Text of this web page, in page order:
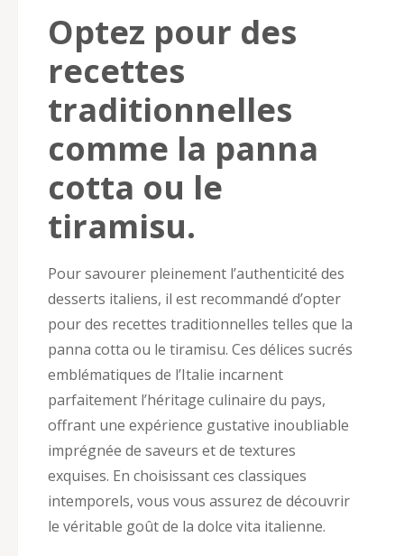
Optez pour des
recettes
traditionnelles
comme la panna
cotta ou le
tiramisu.
Pour savourer pleinement l’authenticité des
desserts italiens, il est recommandé d’opter
pour des recettes traditionnelles telles que la
panna cotta ou le tiramisu. Ces délices sucrés
emblématiques de l’Italie incarnent
parfaitement l’héritage culinaire du pays,
offrant une expérience gustative inoubliable
imprégnée de saveurs et de textures
exquises. En choisissant ces classiques
intemporels, vous vous assurez de découvrir
le véritable goût de la dolce vita italienne.